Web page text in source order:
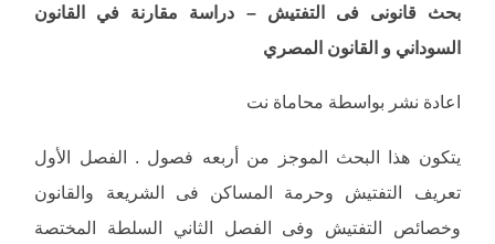
بحث قانونى فى التفتيش – دراسة مقارنة في القانون
السوداني و القانون المصري
اعادة نشر بواسطة محاماة نت
يتكون هذا البحث الموجز من أربعه فصول . الفصل الأول
تعريف التفتيش وحرمة المساكن فى الشريعة والقانون
وخصائص التفتيش وفى الفصل الثاني السلطة المختصة